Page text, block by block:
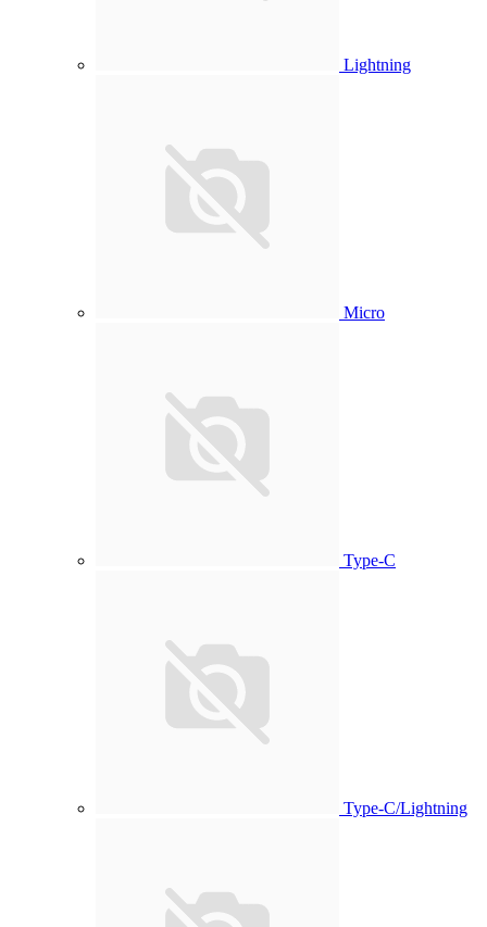
Lightning
Micro
Type-C
Type-C/Lightning